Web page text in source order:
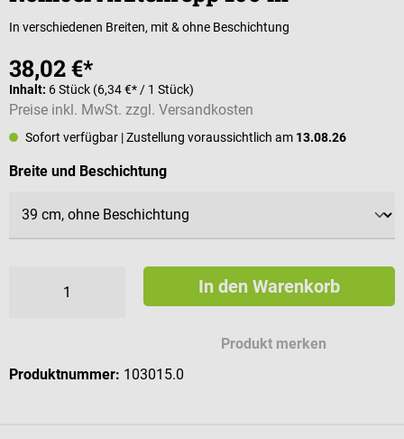
In verschiedenen Breiten, mit & ohne Beschichtung
38,02 €*
Inhalt: 6 Stück (6,34 €* / 1 Stück)
Preise inkl. MwSt. zzgl. Versandkosten
Sofort verfügbar | Zustellung voraussichtlich am 13.08.26
Breite und Beschichtungauswählen
In den Warenkorb
Produkt merken
Produktnummer: 103015.0